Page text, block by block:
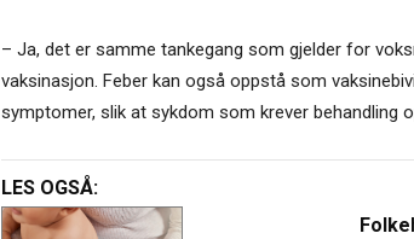
– Ja, det er samme tankegang som gjelder for
vaksinasjon. Feber kan også oppstå som
symptomer, slik at sykdom som krever behandling
LES OGSÅ: